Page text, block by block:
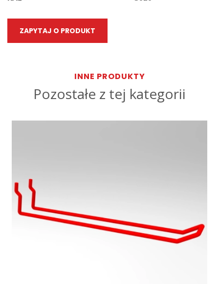
ZAPYTAJ O PRODUKT
INNE PRODUKTY
Pozostałe z tej kategorii